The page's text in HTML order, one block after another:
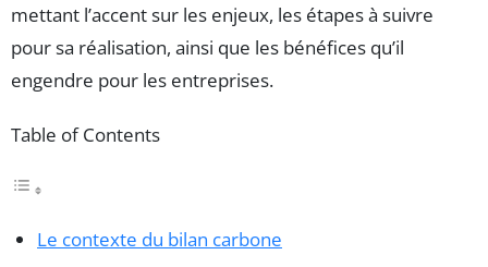
mettant l’accent sur les enjeux, les étapes à suivre
pour sa réalisation, ainsi que les bénéfices qu’il
engendre pour les entreprises.
Table of Contents
Le contexte du bilan carbone